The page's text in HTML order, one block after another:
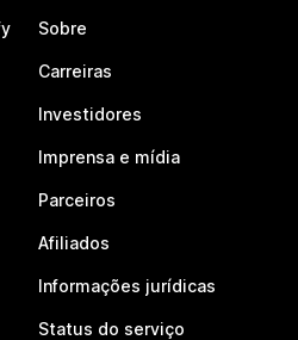
Sobre
Carreiras
Investidores
Imprensa e mídia
Parceiros
Afiliados
Informações jurídicas
Status do serviço